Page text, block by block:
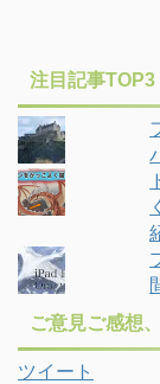
注目記事TOP3
ご意見ご感想
ツイート